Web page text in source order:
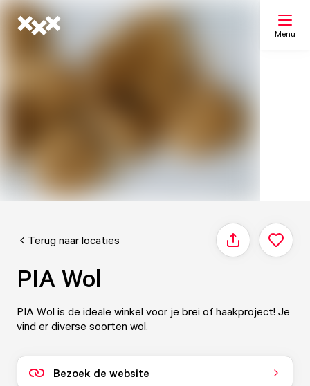
Menu
Terug naar locaties Delen
PIA Wol
PIA Wol is de ideale winkel voor je brei of haakproject! Je
vind er diverse soorten wol.
Bezoek de website